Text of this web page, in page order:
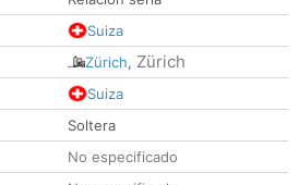
Suiza
Zürich, Zürich
Suiza
Soltera
No especificado